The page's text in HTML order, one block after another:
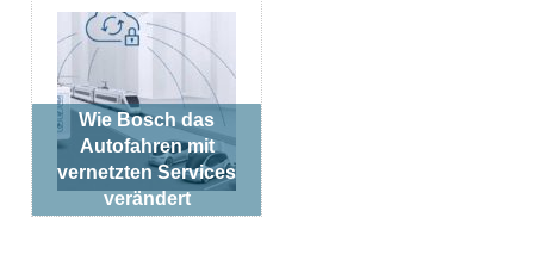
Wie Bosch das
Autofahren mit
vernetzten Services
verändert